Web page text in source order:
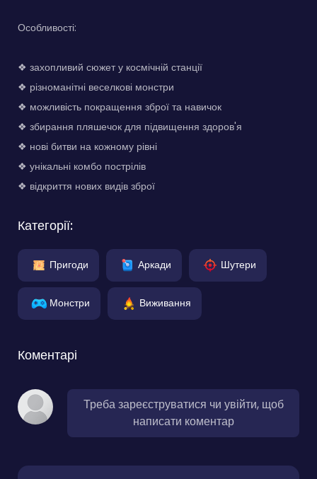
Особливості:
❖ захопливий сюжет у космічній станції
❖ різноманітні веселкові монстри
❖ можливість покращення зброї та навичок
❖ збирання пляшечок для підвищення здоров'я
❖ нові битви на кожному рівні
❖ унікальні комбо пострілів
❖ відкриття нових видів зброї
Категорії:
Пригоди Аркади Шутери
Монстри Виживання
Коментарі
Треба зареєструватися чи увійти, щоб
написати коментар